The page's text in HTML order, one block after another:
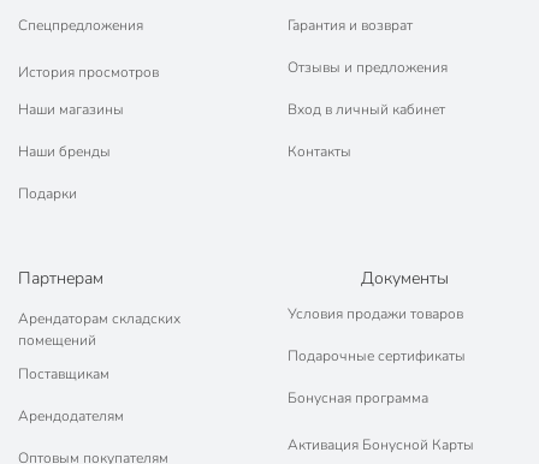
Спецпредложения
История просмотров
Наши магазины
Наши бренды
Подарки
Гарантия и возврат
Отзывы и предложения
Вход в личный кабинет
Контакты
Партнерам
Арендаторам складских
помещений
Поставщикам
Арендодателям
Оптовым покупателям
Документы
Условия продажи товаров
Подарочные сертификаты
Бонусная программа
Активация Бонусной Карты